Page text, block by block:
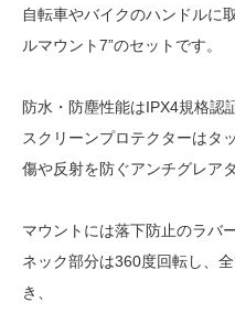
自転車やバイクのハンドルに
ルマウント7”のセットです。
防水・防塵性能はIPX4規格認
スクリーンプロテクターはタ
傷や反射を防ぐアンチグレア
マウントには落下防止のラバ
ネック部分は360度回転し、
き、